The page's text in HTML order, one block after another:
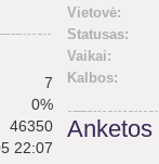
7
0%
46350
22:07
Vietovė:
Statusas:
Vaikai:
Kalbos:
Anketos